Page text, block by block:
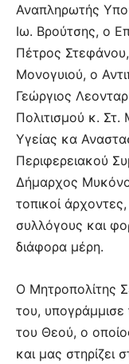
Αναπληρωτής
Ιω. Βρούτσης, ο
Πέτρος
Μονογυιού, ο
Γεώργιος
Πολιτισμού κ. Στ.
Υγείας κα
Περιφερειακού
Δήμαρχος
τοπικοί
συλλόγους και
διάφορα μέρη.
Ο Μητροπολίτης
του,
του Θεού, ο
και μας στηρίζει